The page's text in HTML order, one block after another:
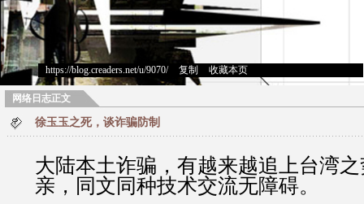
https://blog.creaders.net/u/9070/> 复制 收藏本页
网络日志正文
徐玉玉之死，谈诈骗防制
大陆本土诈骗，有越来越追上台湾
亲，同文同种技术交流无障碍。